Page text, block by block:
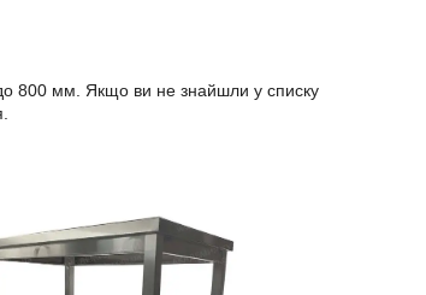
800 мм. Якщо ви не знайшли у списку